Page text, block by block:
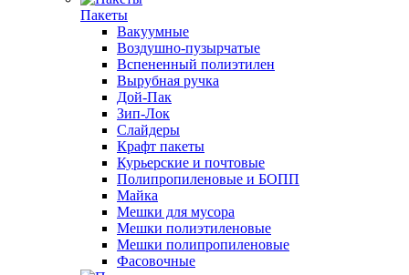
Пакеты
Вакуумные
Воздушно-пузырчатые
Вспененный полиэтилен
Вырубная ручка
Дой-Пак
Зип-Лок
Слайдеры
Крафт пакеты
Курьерские и почтовые
Полипропиленовые и БОПП
Майка
Мешки для мусора
Мешки полиэтиленовые
Мешки полипропиленовые
Фасовочные